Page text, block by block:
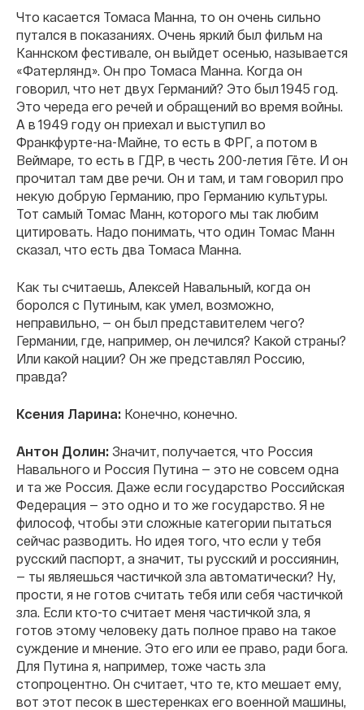
Что касается Томаса Манна, то он очень сильно
путался в показаниях. Очень яркий был фильм на
Каннском фестивале, он выйдет осенью, называется
«Фатерлянд». Он про Томаса Манна. Когда он
говорил, что нет двух Германий? Это был 1945 год.
Это череда его речей и обращений во время войны.
А в 1949 году он приехал и выступил во
Франкфурте-на-Майне, то есть в ФРГ, а потом в
Веймаре, то есть в ГДР, в честь 200-летия Гёте. И он
прочитал там две речи. Он и там, и там говорил про
некую добрую Германию, про Германию культуры.
Тот самый Томас Манн, которого мы так любим
цитировать. Надо понимать, что один Томас Манн
сказал, что есть два Томаса Манна.
Как ты считаешь, Алексей Навальный, когда он
боролся с Путиным, как умел, возможно,
неправильно, — он был представителем чего?
Германии, где, например, он лечился? Какой страны?
Или какой нации? Он же представлял Россию,
правда?
Ксения Ларина: Конечно, конечно.
Антон Долин: Значит, получается, что Россия
Навального и Россия Путина — это не совсем одна
и та же Россия. Даже если государство Российская
Федерация — это одно и то же государство. Я не
философ, чтобы эти сложные категории пытаться
сейчас разводить. Но идея того, что если у тебя
русский паспорт, а значит, ты русский и россиянин,
— ты являешься частичкой зла автоматически? Ну,
прости, я не готов считать тебя или себя частичкой
зла. Если кто-то считает меня частичкой зла, я
готов этому человеку дать полное право на такое
суждение и мнение. Это его или ее право, ради бога.
Для Путина я, например, тоже часть зла
стопроцентно. Он считает, что те, кто мешает ему,
вот этот песок в шестеренках его военной машины,